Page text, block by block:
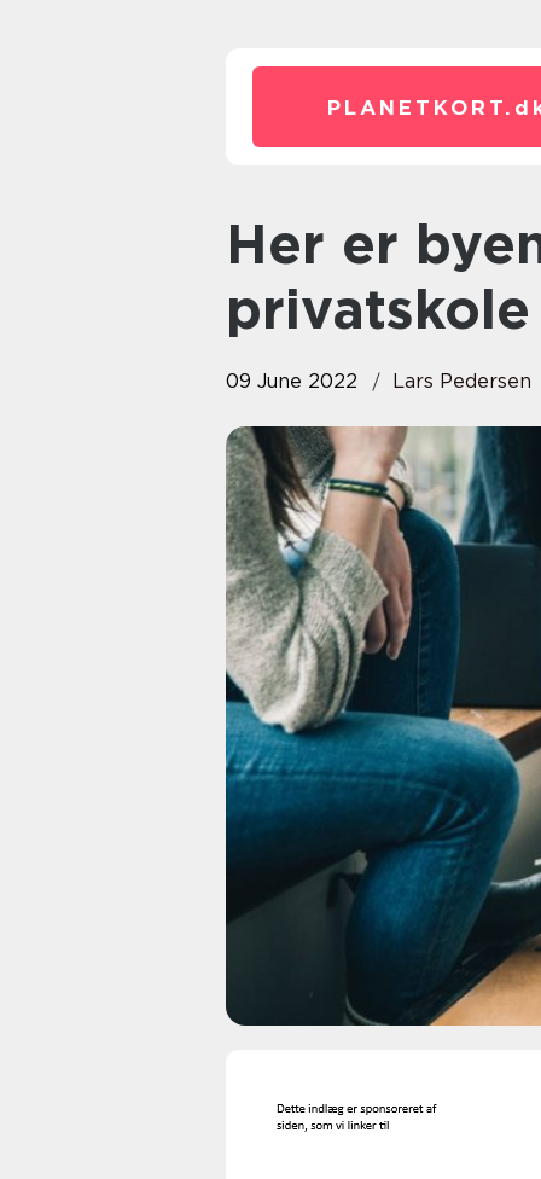
PLANETKORT.
Her er byens mest efterspurgte
09 June 2022 Lars Pedersen